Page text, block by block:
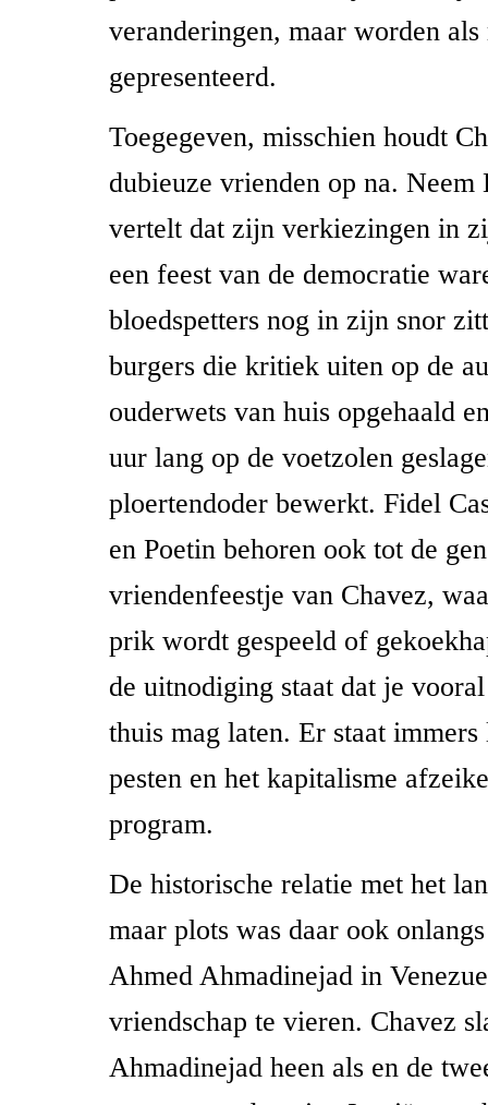
veranderingen, maar worden
gepresenteerd.
Toegegeven, misschien houdt
dubieuze vrienden op na.
vertelt dat zijn verkiezingen in
een feest van de democratie
bloedspetters nog in zijn snor
burgers die kritiek uiten op de
ouderwets van huis opgehaald
uur lang op de voetzolen
ploertendoder bewerkt. Fidel
en Poetin behoren ook tot de
vriendenfeestje van Chavez,
prik wordt gespeeld of
de uitnodiging staat dat je
thuis mag laten. Er staat
pesten en het kapitalisme
program.
De historische relatie met het
maar plots was daar ook
Ahmed Ahmadinejad in
vriendschap te vieren. Chavez
Ahmadinejad heen als en de